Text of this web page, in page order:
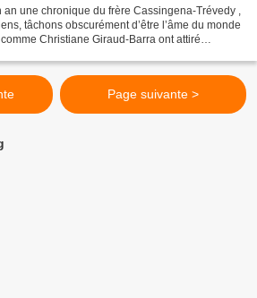
une chronique du frère Cassingena-Trévedy ,
tâchons obscurément d’être l’âme du monde
Christiane Giraud-Barra ont attiré
Page suivante >